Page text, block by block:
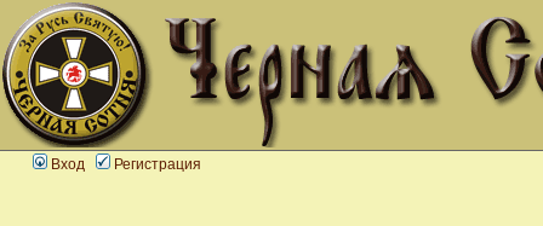
Вход Регистрация